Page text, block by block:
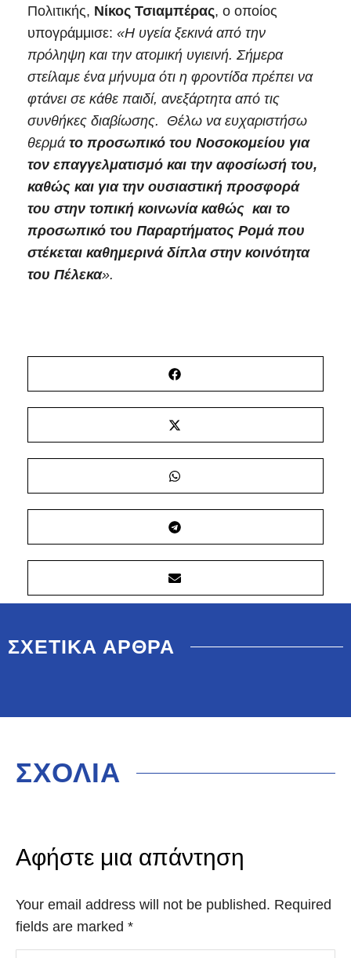
Πολιτικής, Νίκος Τσιαμπέρας, ο οποίος
υπογράμμισε: «Η υγεία ξεκινά από την
πρόληψη και την ατομική υγιεινή. Σήμερα
στείλαμε ένα μήνυμα ότι η φροντίδα πρέπει να
φτάνει σε κάθε παιδί, ανεξάρτητα από τις
συνθήκες διαβίωσης. Θέλω να ευχαριστήσω
θερμά το προσωπικό του Νοσοκομείου για
τον επαγγελματισμό και την αφοσίωσή του,
καθώς και για την ουσιαστική προσφορά
του στην τοπική κοινωνία καθώς και το
προσωπικό του Παραρτήματος Ρομά που
στέκεται καθημερινά δίπλα στην κοινότητα
του Πέλεκα».
ΣΧΕΤΙΚΑ ΑΡΘΡΑ
ΣΧΟΛΙΑ
Αφήστε μια απάντηση
Your email address will not be published. Required
fields are marked *